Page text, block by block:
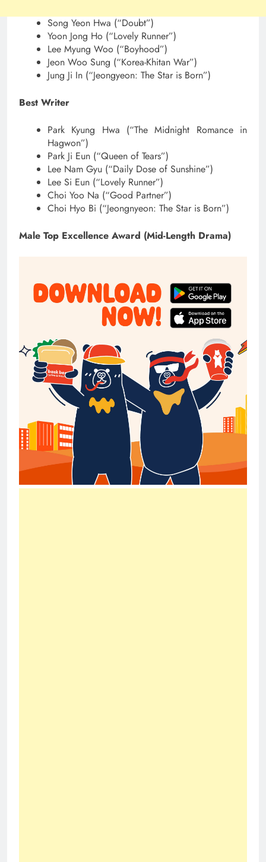
Song Yeon Hwa (“Doubt”)
Yoon Jong Ho (“Lovely Runner”)
Lee Myung Woo (“Boyhood”)
Jeon Woo Sung (“Korea-Khitan War”)
Jung Ji In (“Jeongyeon: The Star is Born”)
Best Writer
Park Kyung Hwa (“The Midnight Romance in
Hagwon”)
Park Ji Eun (“Queen of Tears”)
Lee Nam Gyu (“Daily Dose of Sunshine”)
Lee Si Eun (“Lovely Runner”)
Choi Yoo Na (“Good Partner”)
Choi Hyo Bi (“Jeongnyeon: The Star is Born”)
Male Top Excellence Award (Mid-Length Drama)